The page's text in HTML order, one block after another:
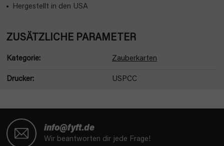
Hergestellt in den USA
ZUSÄTZLICHE PARAMETER
Kategorie: Zauberkarten
Drucker: USPCC
info@fyft.de
Wir beantworten dir jede Frage!